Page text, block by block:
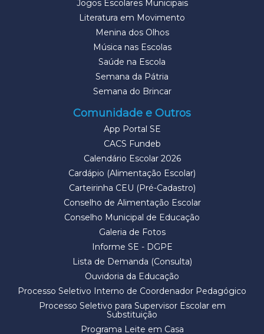
Jogos Escolares Municipais
Literatura em Movimento
Menina dos Olhos
Música nas Escolas
Saúde na Escola
Semana da Pátria
Semana do Brincar
Comunidade e Outros
App Portal SE
CACS Fundeb
Calendário Escolar 2026
Cardápio (Alimentação Escolar)
Carteirinha CEU (Pré-Cadastro)
Conselho de Alimentação Escolar
Conselho Municipal de Educação
Galeria de Fotos
Informe SE - DGPE
Lista de Demanda (Consulta)
Ouvidoria da Educação
Processo Seletivo Interno de Coordenador Pedagógico
Processo Seletivo para Supervisor Escolar em
Substituição
Programa Leite em Casa